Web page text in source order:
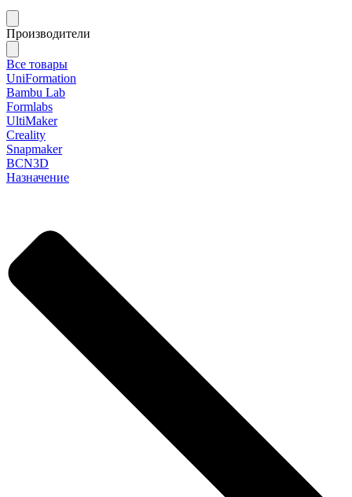
Производители
Все товары
UniFormation
Bambu Lab
Formlabs
UltiMaker
Creality
Snapmaker
BCN3D
Назначение